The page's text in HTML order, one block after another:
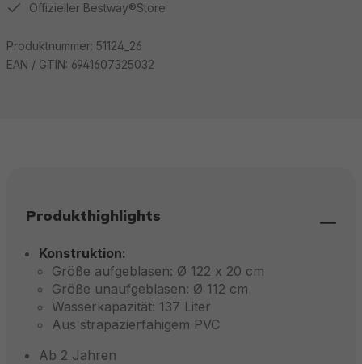
Offizieller Bestway®Store
Produktnummer: 51124_26
EAN / GTIN: 6941607325032
Produkthighlights
Konstruktion:
Größe aufgeblasen: Ø 122 x 20 cm
Größe unaufgeblasen: Ø 112 cm
Wasserkapazität: 137 Liter
Aus strapazierfähigem PVC
Ab 2 Jahren